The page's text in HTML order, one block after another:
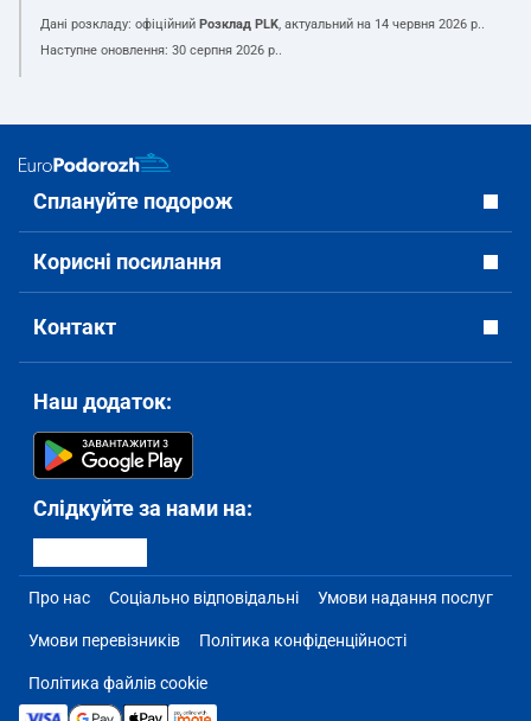
Дані розкладу: офіційний Розклад PLK, актуальний на 14 червня 2026 р..
Наступне оновлення: 30 серпня 2026 р..
Сплануйте подорож
Корисні посилання
Контакт
Наш додаток:
Слідкуйте за нами на:
Про нас Соціально відповідальні Умови надання послуг
Умови перевізників Політика конфіденційності
Політика файлів cookie